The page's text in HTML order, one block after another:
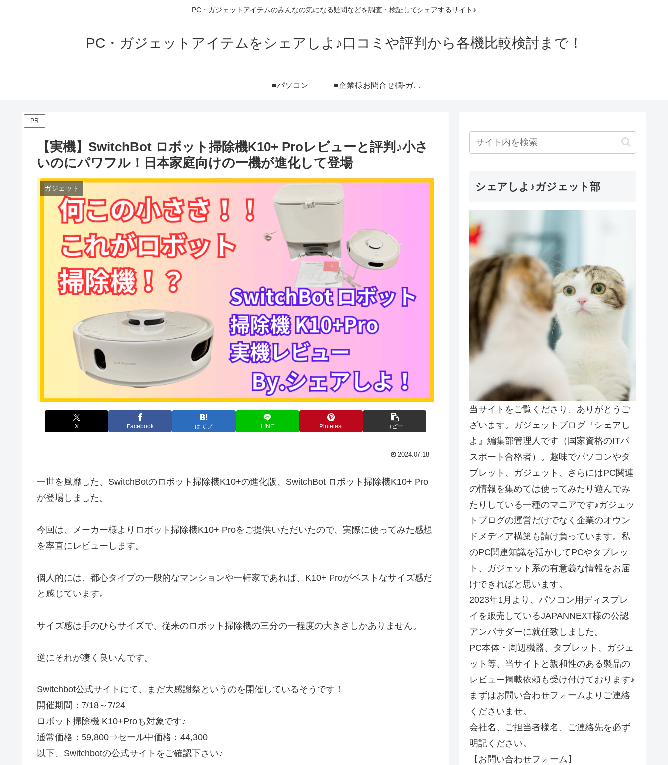
PC・ガジェットアイテムのみんなの気になる疑問などを調査・検証してシェアするサイト♪
PC・ガジェットアイテムをシェアしよ♪口コミや評判から各機比較検討まで！
■パソコン ■企業様お問合せ欄-ガジェットブログ『シェアしよ♪』レビュー依頼用-（ポートフォリオ付き）
PR
【実機】SwitchBot ロボット掃除機K10+ Proレビューと評判♪小さ
いのにパワフル！日本家庭向けの一機が進化して登場
ガジェット
X Facebook はてブ LINE Pinterest コピー
2024.07.18
一世を風靡した、SwitchBotのロボット掃除機K10+の進化版、SwitchBot ロボット掃除機K10+ Pro
が登場しました。
今回は、メーカー様よりロボット掃除機K10+ Proをご提供いただいたので、実際に使ってみた感想
を率直にレビューします。
個人的には、都心タイプの一般的なマンションや一軒家であれば、K10+ Proがベストなサイズ感だ
と感じています。
サイズ感は手のひらサイズで、従来のロボット掃除機の三分の一程度の大きさしかありません。
逆にそれが凄く良いんです。
Switchbot公式サイトにて、まだ大感謝祭というのを開催しているそうです！
開催期間：7/18～7/24
ロボット掃除機 K10+Proも対象です♪
通常価格：59,800⇒セール中価格：44,300
以下、Switchbotの公式サイトをご確認下さい♪
シェアしよ♪ガジェット部
当サイトをご覧くださり、ありがとうご
ざいます。ガジェットブログ『シェアし
よ』編集部管理人です（国家資格のITパ
スポート合格者）。趣味でパソコンやタ
ブレット、ガジェット、さらにはPC関連
の情報を集めては使ってみたり遊んでみ
たりしている一種のマニアです♪ガジェッ
トブログの運営だけでなく企業のオウン
ドメディア構築も請け負っています。私
のPC関連知識を活かしてPCやタブレッ
ト、ガジェット系の有意義な情報をお届
けできればと思います。
2023年1月より、パソコン用ディスプレ
イを販売しているJAPANNEXT様の公認
アンバサダーに就任致しました。
PC本体・周辺機器、タブレット、ガジェ
ット等、当サイトと親和性のある製品の
レビュー掲載依頼も受け付けております♪
まずはお問い合わせフォームよりご連絡
くださいませ。
会社名、ご担当者様名、ご連絡先を必ず
明記ください。
【お問い合わせフォーム】